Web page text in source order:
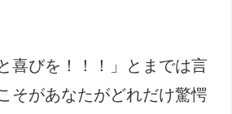
喜びを！！！」とまでは言
そがあなたがどれだけ驚愕